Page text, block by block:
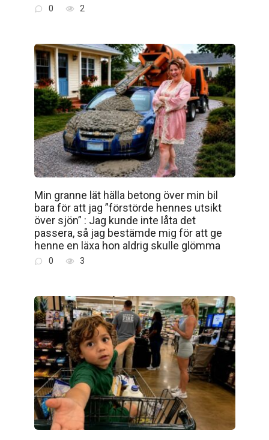
0 2
Min granne lät hälla betong över min bil
bara för att jag ”förstörde hennes utsikt
över sjön” : Jag kunde inte låta det
passera, så jag bestämde mig för att ge
henne en läxa hon aldrig skulle glömma
0 3